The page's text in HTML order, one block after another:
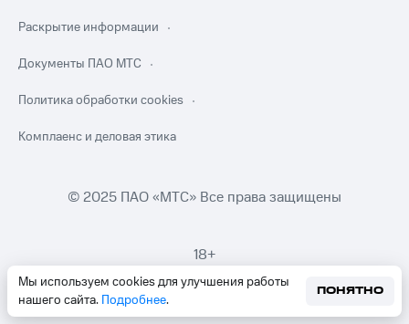
Мы используем cookies для улучшения работы
нашего сайта. Подробнее.
ПОНЯТНО
Раскрытие информации
Документы ПАО МТС
Политика обработки cookies
Комплаенс и деловая этика
© 2025 ПАО «МТС» Все права защищены
18+